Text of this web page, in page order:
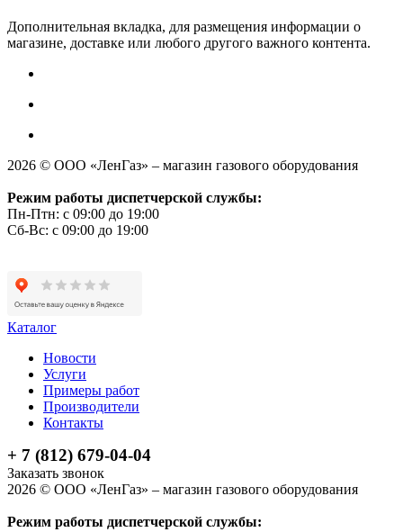
Дополнительная вкладка, для размещения информации о
магазине, доставке или любого другого важного контента.
2026 © ООО «ЛенГаз» – магазин газового оборудования
Режим работы диспетчерской службы:
Пн-Птн: с 09:00 до 19:00
Сб-Вс: с 09:00 до 19:00
Каталог
Новости
Услуги
Примеры работ
Производители
Контакты
+ 7 (812) 679-04-04
Заказать звонок
2026 © ООО «ЛенГаз» – магазин газового оборудования
Режим работы диспетчерской службы: